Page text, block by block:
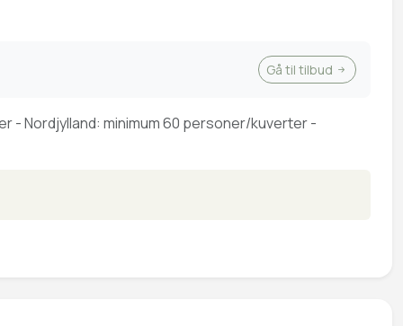
Gå til tilbud
- Nordjylland: minimum 60 personer/kuverter -